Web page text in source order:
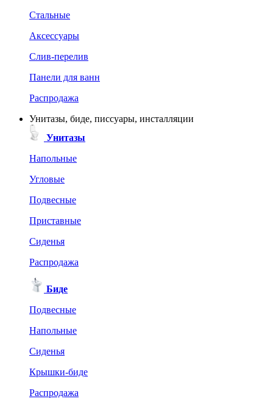
Стальные
Аксессуары
Слив-перелив
Панели для ванн
Распродажа
Унитазы, биде, писсуары, инсталляции
Унитазы
Напольные
Угловые
Подвесные
Приставные
Сиденья
Распродажа
Биде
Подвесные
Напольные
Сиденья
Крышки-биде
Распродажа